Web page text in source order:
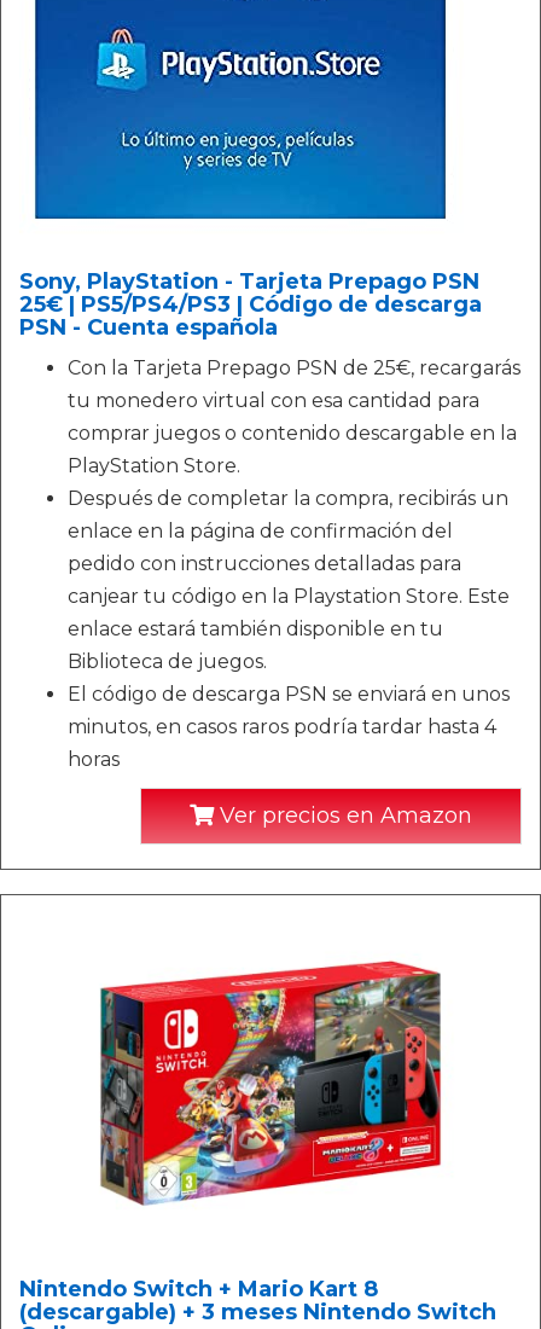
Sony, PlayStation - Tarjeta Prepago PSN
25€ | PS5/PS4/PS3 | Código de descarga
PSN - Cuenta española
Con la Tarjeta Prepago PSN de 25€, recargarás
tu monedero virtual con esa cantidad para
comprar juegos o contenido descargable en la
PlayStation Store.
Después de completar la compra, recibirás un
enlace en la página de confirmación del
pedido con instrucciones detalladas para
canjear tu código en la Playstation Store. Este
enlace estará también disponible en tu
Biblioteca de juegos.
El código de descarga PSN se enviará en unos
minutos, en casos raros podría tardar hasta 4
horas
Ver precios en Amazon
Nintendo Switch + Mario Kart 8
(descargable) + 3 meses Nintendo Switch